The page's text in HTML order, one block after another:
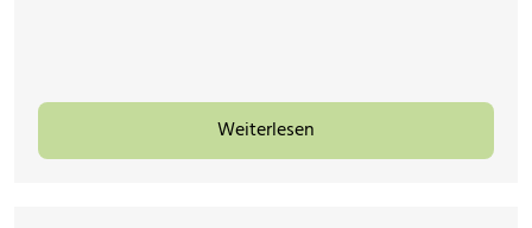
Weiterlesen